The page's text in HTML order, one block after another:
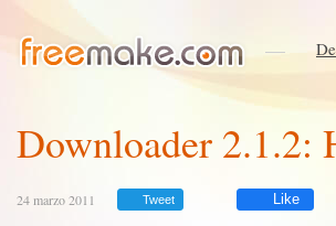
Downloader 2.1.2:
24 marzo 2011 Tweet Like